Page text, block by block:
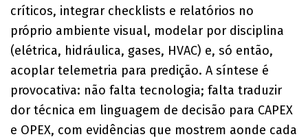
críticos, integrar checklists e relatórios no
próprio ambiente visual, modelar por disciplina
(elétrica, hidráulica, gases, HVAC) e, só então,
acoplar telemetria para predição. A síntese é
provocativa: não falta tecnologia; falta traduzir
dor técnica em linguagem de decisão para CAPEX
e OPEX, com evidências que mostrem aonde cada